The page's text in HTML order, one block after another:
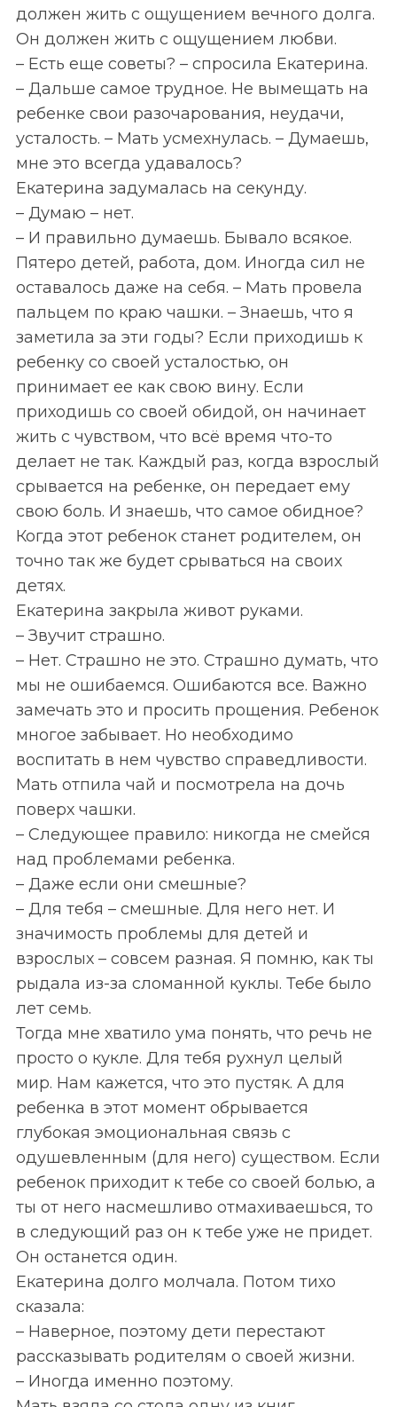
должен жить с ощущением вечного долга.
Он должен жить с ощущением любви.
– Есть еще советы? – спросила Екатерина.
– Дальше самое трудное. Не вымещать на
ребенке свои разочарования, неудачи,
усталость. – Мать усмехнулась. – Думаешь,
мне это всегда удавалось?
Екатерина задумалась на секунду.
– Думаю – нет.
– И правильно думаешь. Бывало всякое.
Пятеро детей, работа, дом. Иногда сил не
оставалось даже на себя. – Мать провела
пальцем по краю чашки. – Знаешь, что я
заметила за эти годы? Если приходишь к
ребенку со своей усталостью, он
принимает ее как свою вину. Если
приходишь со своей обидой, он начинает
жить с чувством, что всё время что-то
делает не так. Каждый раз, когда взрослый
срывается на ребенке, он передает ему
свою боль. И знаешь, что самое обидное?
Когда этот ребенок станет родителем, он
точно так же будет срываться на своих
детях.
Екатерина закрыла живот руками.
– Звучит страшно.
– Нет. Страшно не это. Страшно думать, что
мы не ошибаемся. Ошибаются все. Важно
замечать это и просить прощения. Ребенок
многое забывает. Но необходимо
воспитать в нем чувство справедливости.
Мать отпила чай и посмотрела на дочь
поверх чашки.
– Следующее правило: никогда не смейся
над проблемами ребенка.
– Даже если они смешные?
– Для тебя – смешные. Для него нет. И
значимость проблемы для детей и
взрослых – совсем разная. Я помню, как ты
рыдала из-за сломанной куклы. Тебе было
лет семь.
Тогда мне хватило ума понять, что речь не
просто о кукле. Для тебя рухнул целый
мир. Нам кажется, что это пустяк. А для
ребенка в этот момент обрывается
глубокая эмоциональная связь с
одушевленным (для него) существом. Если
ребенок приходит к тебе со своей болью, а
ты от него насмешливо отмахиваешься, то
в следующий раз он к тебе уже не придет.
Он останется один.
Екатерина долго молчала. Потом тихо
сказала:
– Наверное, поэтому дети перестают
рассказывать родителям о своей жизни.
– Иногда именно поэтому.
S
r
c
h
r
:
По авторам